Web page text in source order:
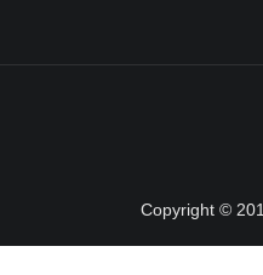
Copyright ©